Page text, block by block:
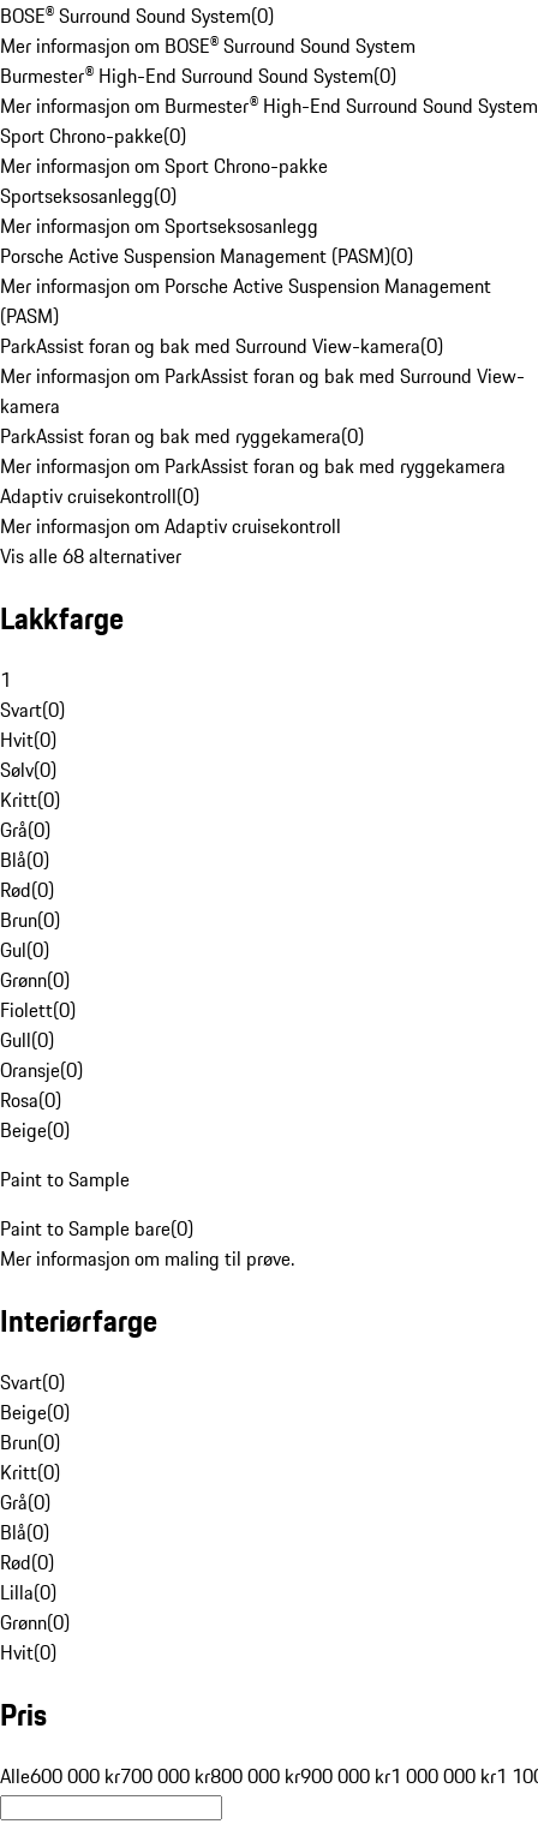
BOSE® Surround Sound System(0)
Mer informasjon om BOSE® Surround Sound System
Burmester® High-End Surround Sound System(0)
Mer informasjon om Burmester® High-End Surround Sound System
Sport Chrono-pakke(0)
Mer informasjon om Sport Chrono-pakke
Sportseksosanlegg(0)
Mer informasjon om Sportseksosanlegg
Porsche Active Suspension Management (PASM)(0)
Mer informasjon om Porsche Active Suspension Management
(PASM)
ParkAssist foran og bak med Surround View-kamera(0)
Mer informasjon om ParkAssist foran og bak med Surround View-
kamera
ParkAssist foran og bak med ryggekamera(0)
Mer informasjon om ParkAssist foran og bak med ryggekamera
Adaptiv cruisekontroll(0)
Mer informasjon om Adaptiv cruisekontroll
Vis alle 68 alternativer
Lakkfarge
1
Svart(0)
Hvit(0)
Sølv(0)
Kritt(0)
Grå(0)
Blå(0)
Rød(0)
Brun(0)
Gul(0)
Grønn(0)
Fiolett(0)
Gull(0)
Oransje(0)
Rosa(0)
Beige(0)
Paint to Sample
Paint to Sample bare(0)
Mer informasjon om maling til prøve.
Interiørfarge
Svart(0)
Beige(0)
Brun(0)
Kritt(0)
Grå(0)
Blå(0)
Rød(0)
Lilla(0)
Grønn(0)
Hvit(0)
Pris
Alle600 000 kr700 000 kr800 000 kr900 000 kr1 000 000 kr1